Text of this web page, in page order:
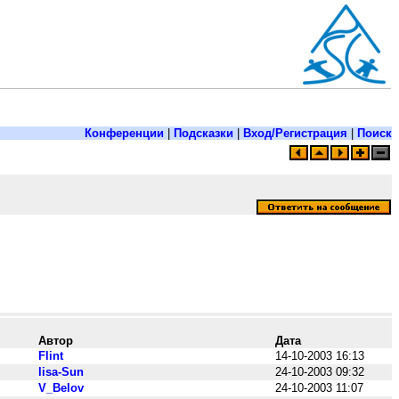
Конференции Подсказки Вход/Регистрация
Поиск
Автор
Дата
Flint
14-10-2003 16:13
lisa-Sun
24-10-2003 09:32
V_Belov
24-10-2003 11:07